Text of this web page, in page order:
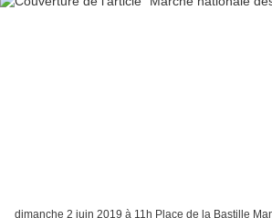
dimanche 2 juin 2019 à 11h Place de la Bastille